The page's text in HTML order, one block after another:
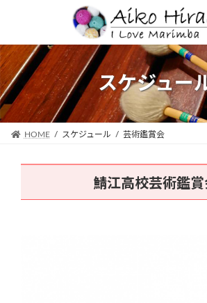
ン
ツ
へ
ス
キ
ッ
ー
シ
ョ
ン
に
移
スケジュー
HOME スケジュール 芸術鑑賞会
鯖江高校芸術鑑賞